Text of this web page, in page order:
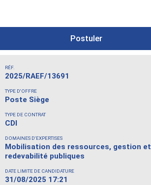
Postuler
RÉF.
2025/RAEF/13691
TYPE D'OFFRE
Poste Siège
TYPE DE CONTRAT
CDI
DOMAINES D'EXPERTISES
Mobilisation des ressources, gestion et
redevabilité publiques
DATE LIMITE DE CANDIDATURE
31/08/2025 17:21